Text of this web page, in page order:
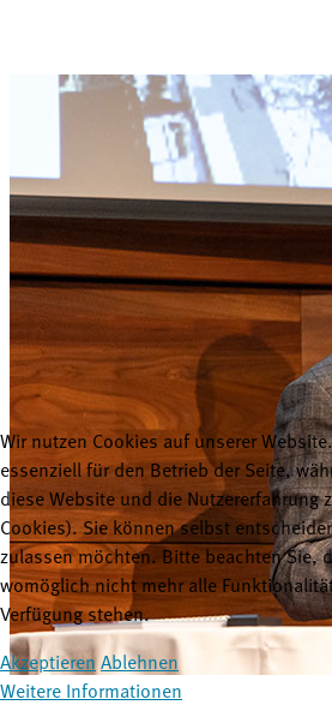
Wir nutzen Cookies auf unserer
essenziell für den Betrieb der Seite,
diese Website und die Nutzererfahrung
Cookies). Sie können selbst
zulassen möchten. Bitte beachten Sie,
womöglich nicht mehr alle
Verfügung stehen.
Akzeptieren Ablehnen
Weitere Informationen